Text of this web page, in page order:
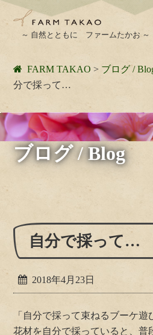
～ 自然とともに ファームたかお ～
FARM TAKAO > ブログ /
分で採って…
ブログ / Blog
自分で採って…
2018年4月23日
「自分で採って束ねるブーケ遊
花材を自分で採っていると、普